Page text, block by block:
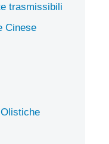
trasmissibili
Cinese